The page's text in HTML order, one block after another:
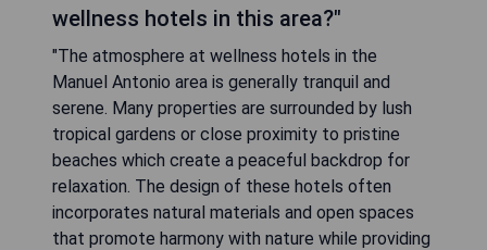
wellness hotels in this area?"
"The atmosphere at wellness hotels in the
Manuel Antonio area is generally tranquil and
serene. Many properties are surrounded by lush
tropical gardens or close proximity to pristine
beaches which create a peaceful backdrop for
relaxation. The design of these hotels often
incorporates natural materials and open spaces
that promote harmony with nature while providing